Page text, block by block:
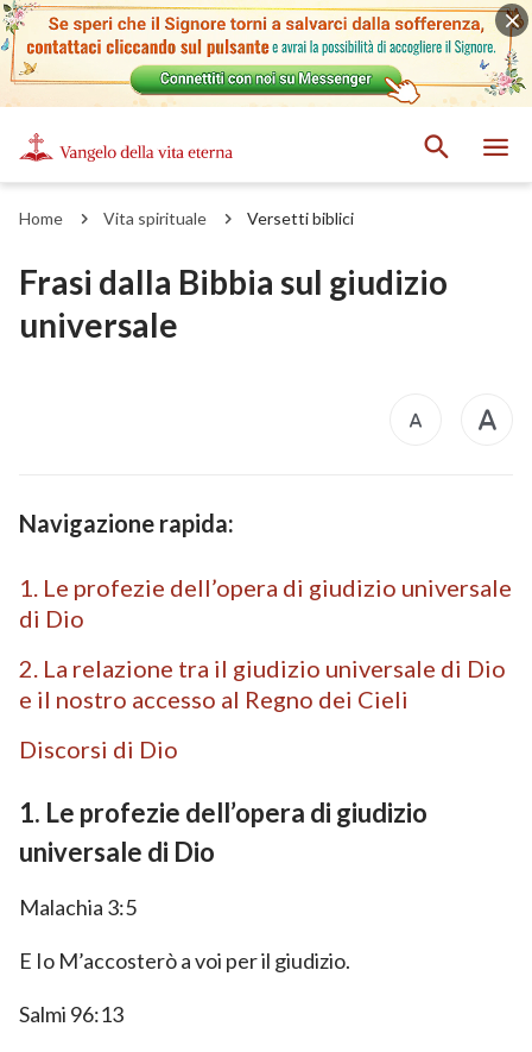
Home Vita spirituale Versetti biblici
Frasi dalla Bibbia sul giudizio
universale
Navigazione rapida:
1. Le profezie dell’opera di giudizio universale
di Dio
2. La relazione tra il giudizio universale di Dio
e il nostro accesso al Regno dei Cieli
Discorsi di Dio
1. Le profezie dell’opera di giudizio
universale di Dio
Malachia 3:5
E Io M’accosterò a voi per il giudizio.
Salmi 96:13